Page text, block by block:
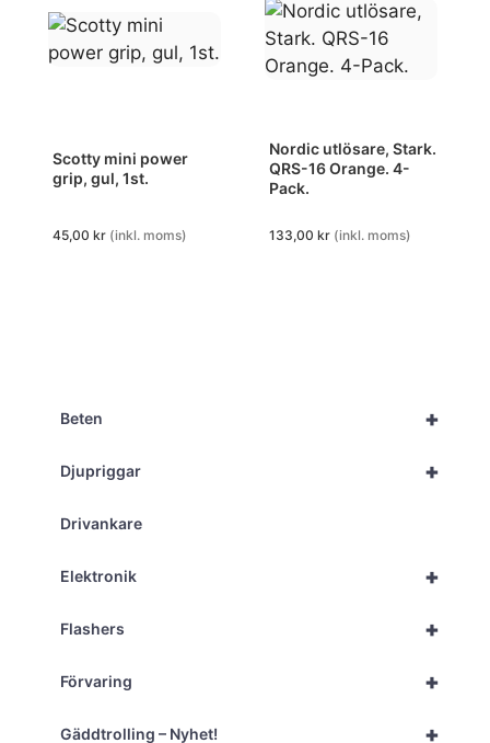
Scotty mini power
grip, gul, 1st.
45,00 kr (inkl. moms)
Nordic utlösare, Stark.
QRS-16 Orange. 4-
Pack.
133,00 kr (inkl. moms)
+
Beten
+
Djupriggar
Drivankare
+
Elektronik
+
Flashers
+
Förvaring
+
Gäddtrolling – Nyhet!